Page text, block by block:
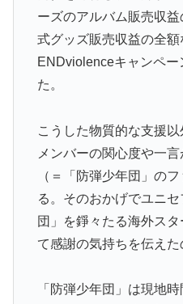
ーズのアルバム販売収
式グッズ販売収益の全
ENDviolenceキャンペ
た。
こうした物質的な支援以
メンバーの関心度や一言
（＝「防弾少年団」の
る。そのおかげでユニ
団」を錚々たる海外ス
て感謝の気持ちを伝えた
「防弾少年団」は現地